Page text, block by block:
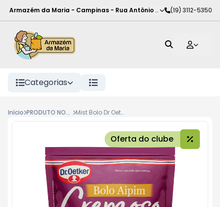
Armazém da Maria - Campinas - Rua Antônio Rodrigues de
(19) 3112-5350
Categorias
Início PRODUTO NOVO Mist Bolo Dr Oetker 400G, Aipim
Oferta do clube